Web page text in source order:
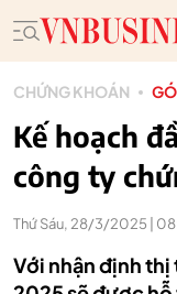
CHỨNG KHOÁN
Kế hoạch
công ty
Thứ Sáu, 28/3/2025 |
Với nhận định